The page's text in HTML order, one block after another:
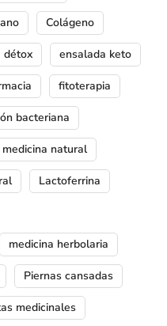
Colágeno
détox ensalada keto
fitoterapia
bacteriana
natural
Lactoferrina
medicina herbolaria
Piernas cansadas
medicinales